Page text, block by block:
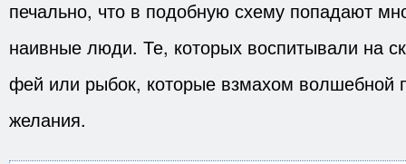
печально, что в подобную схему попадают
наивные люди. Те, которых воспитывали на
фей или рыбок, которые взмахом волшебной
желания.